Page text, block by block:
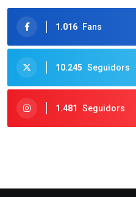
1.016 Fans
10.245 Seguidors
1.481 Seguidors